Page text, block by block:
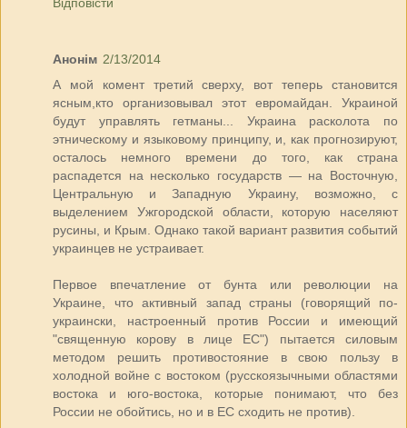
Відповісти
Анонім 2/13/2014
А мой комент третий сверху, вот теперь становится
ясным,кто организовывал этот евромайдан. Украиной
будут управлять гетманы... Украина расколота по
этническому и языковому принципу, и, как прогнозируют,
осталось немного времени до того, как страна
распадется на несколько государств — на Восточную,
Центральную и Западную Украину, возможно, с
выделением Ужгородской области, которую населяют
русины, и Крым. Однако такой вариант развития событий
украинцев не устраивает.
Первое впечатление от бунта или революции на
Украине, что активный запад страны (говорящий по-
украински, настроенный против России и имеющий
"священную корову в лице ЕС") пытается силовым
методом решить противостояние в свою пользу в
холодной войне с востоком (русскоязычными областями
востока и юго-востока, которые понимают, что без
России не обойтись, но и в ЕС сходить не против).